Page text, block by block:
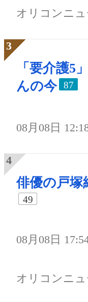
オリコンニュ
「要介護5
んの今
87
08月08日
俳優の戸塚
49
08月08日
オリコンニュ